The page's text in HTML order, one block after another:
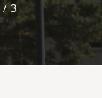
/ 3